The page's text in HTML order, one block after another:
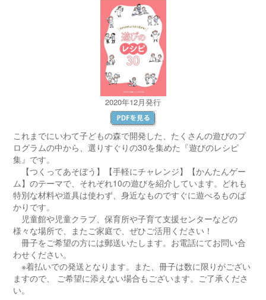
2020年12月発行
これまでにいわて子どもの森で開発した、たくさんの遊びのプ
ログラムの中から、選りすぐりの30を集めた『遊びのレシピ
集』です。
【つくってあそぼう】【手軽にチャレンジ】【かんたんゲー
ム】のテーマで、それぞれ10の遊びを紹介しています。どれも
特別な材料や道具は使わず、身近なものですぐに遊べるものば
かりです。
児童館や児童クラブ、保育所や子育て支援センターなどの
様々な場所で、またご家庭で、ぜひご活用ください！
冊子をご希望の方には郵送いたします。お電話にてお問い合
わせください。
※着払いでの発送となります。また、冊子は数に限りがござい
ますので、 ご希望に添えない場合もございます。ご了承くださ
い。